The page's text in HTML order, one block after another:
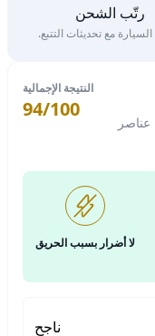
رتّب الشحن
مع تحديثات التتبع.
النتيجة الإجمالية
94/100
لا أضرار بسبب الحريق
ناجح